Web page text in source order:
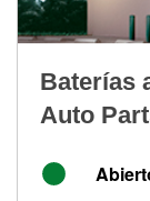
Baterías
Auto